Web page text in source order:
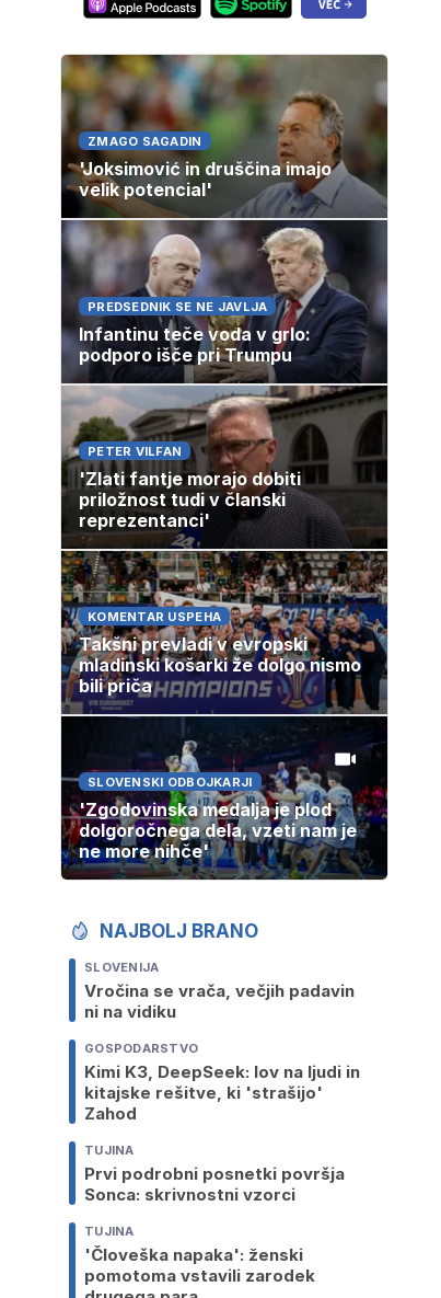
ZMAGO SAGADIN
'Joksimović in druščina imajo
velik potencial'
PREDSEDNIK SE NE JAVLJA
Infantinu teče voda v grlo:
podporo išče pri Trumpu
PETER VILFAN
'Zlati fantje morajo dobiti
priložnost tudi v članski
reprezentanci'
KOMENTAR USPEHA
Takšni prevladi v evropski
mladinski košarki že dolgo nismo
bili priča
SLOVENSKI ODBOJKARJI
'Zgodovinska medalja je plod
dolgoročnega dela, vzeti nam je
ne more nihče'
NAJBOLJ BRANO
SLOVENIJA
Vročina se vrača, večjih padavin
ni na vidiku
GOSPODARSTVO
Kimi K3, DeepSeek: lov na ljudi in
kitajske rešitve, ki 'strašijo'
Zahod
TUJINA
Prvi podrobni posnetki površja
Sonca: skrivnostni vzorci
TUJINA
'Človeška napaka': ženski
pomotoma vstavili zarodek